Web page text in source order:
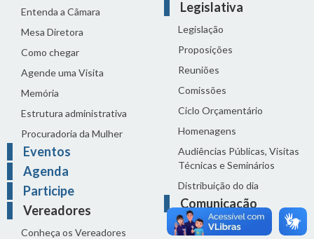
Entenda a Câmara
Mesa Diretora
Como chegar
Agende uma Visita
Memória
Estrutura administrativa
Procuradoria da Mulher
Eventos
Agenda
Participe
Vereadores
Conheça os Vereadores
Legislativa
Legislação
Proposições
Reuniões
Comissões
Ciclo Orçamentário
Homenagens
Audiências Públicas, Visitas
Técnicas e Seminários
Distribuição do dia
Comunicação
Notícias